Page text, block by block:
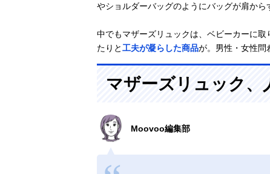
やショルダーバッグのようにバッグが肩から
中でもマザーズリュックは、ベビーカーに
たりと工夫が凝らした商品が。男性・女性問
マザーズリュック、
Moovoo編集部